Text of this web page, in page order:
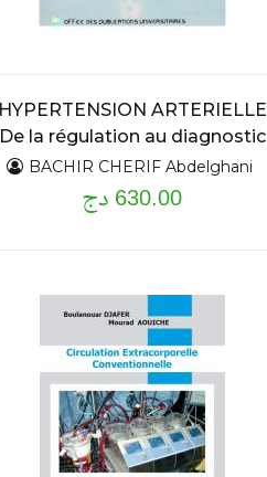
HYPERTENSION ARTERIELLE
De la régulation au diagnostic
BACHIR CHERIF Abdelghani
630.00 دج